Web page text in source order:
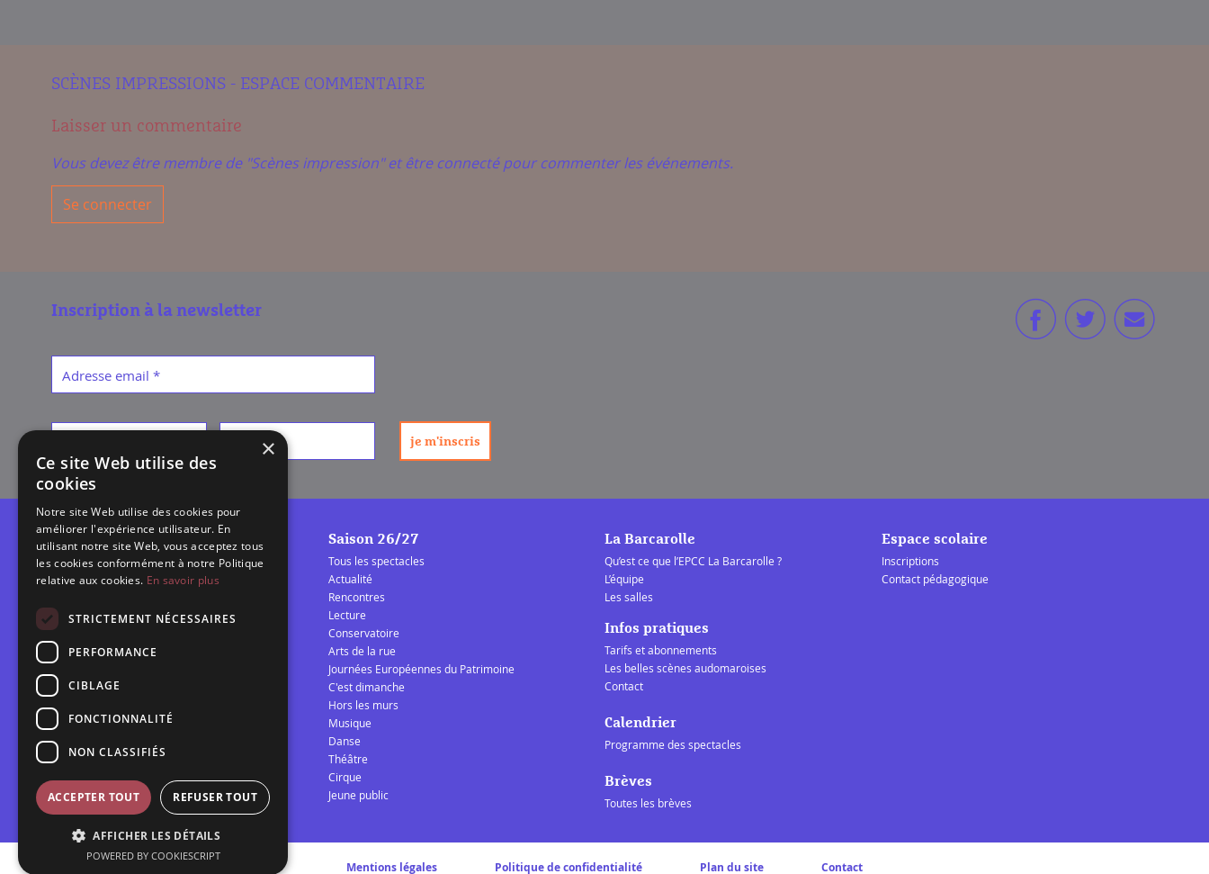
SCÈNES IMPRESSIONS - ESPACE COMMENTAIRE
Laisser un commentaire
Vous devez être membre de "Scènes impression" et être connecté pour commenter les événements.
Se connecter
Inscription à la newsletter
Adresse email *
*
La Barcarolle
Établissement Public de
Coopération Culturelle
spectacle vivant Audomarois
Saison 26/27
Tous les spectacles
Actualité
Rencontres
Lecture
Conservatoire
Arts de la rue
Journées Européennes du Patrimoine
C'est dimanche
Hors les murs
Musique
Danse
Théâtre
Cirque
Jeune public
La Barcarolle
Qu’est ce que l’EPCC La Barcarolle ?
L’équipe
Les salles
Infos pratiques
Tarifs et abonnements
Les belles scènes audomaroises
Contact
Calendrier
Programme des spectacles
Brèves
Toutes les brèves
Espace scolaire
Inscriptions
Contact pédagogique
Mentions légales Politique de confidentialité Plan du site Contact
×
Ce site Web utilise des
cookies
Notre site Web utilise des cookies pour
améliorer l'expérience utilisateur. En
utilisant notre site Web, vous acceptez tous
les cookies conformément à notre Politique
relative aux cookies. En savoir plus
STRICTEMENT NÉCESSAIRES
PERFORMANCE
CIBLAGE
FONCTIONNALITÉ
NON CLASSIFIÉS
ACCEPTER TOUT REFUSER TOUT
AFFICHER LES DÉTAILS
POWERED BY COOKIESCRIPT